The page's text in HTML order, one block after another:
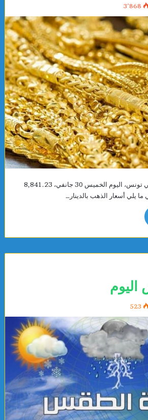
3٬868
بلغ سعر أونصة الذهب في تونس، اليوم الخميس 30 جانفي، 8,841.23
ما يلي أسعار الذهب بالدينار…
523